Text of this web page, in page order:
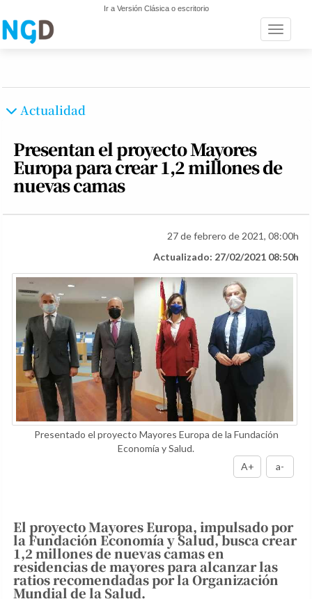
Ir a Versión Clásica o escritorio
Toggle
Actualidad
Presentan el proyecto Mayores
Europa para crear 1,2 millones de
nuevas camas
27 de febrero de 2021, 08:00h
Actualizado: 27/02/2021 08:50h
Presentado el proyecto Mayores Europa de la Fundación
Economía y Salud.
A+
a-
El proyecto Mayores Europa, impulsado por
la Fundación Economía y Salud, busca crear
1,2 millones de nuevas camas en
residencias de mayores para alcanzar las
ratios recomendadas por la Organización
Mundial de la Salud.